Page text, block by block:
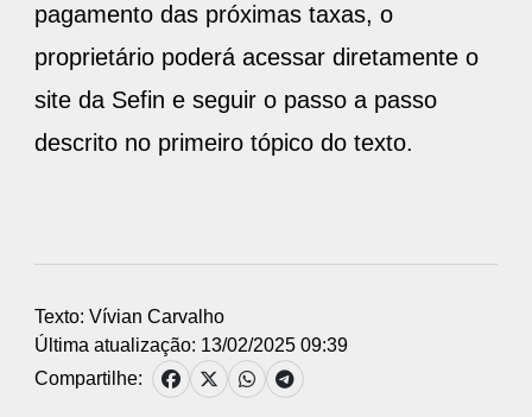
pagamento das próximas taxas, o
proprietário poderá acessar diretamente o
site da Sefin e seguir o passo a passo
descrito no primeiro tópico do texto.
Texto: Vívian Carvalho
Última atualização: 13/02/2025 09:39
Compartilhe: